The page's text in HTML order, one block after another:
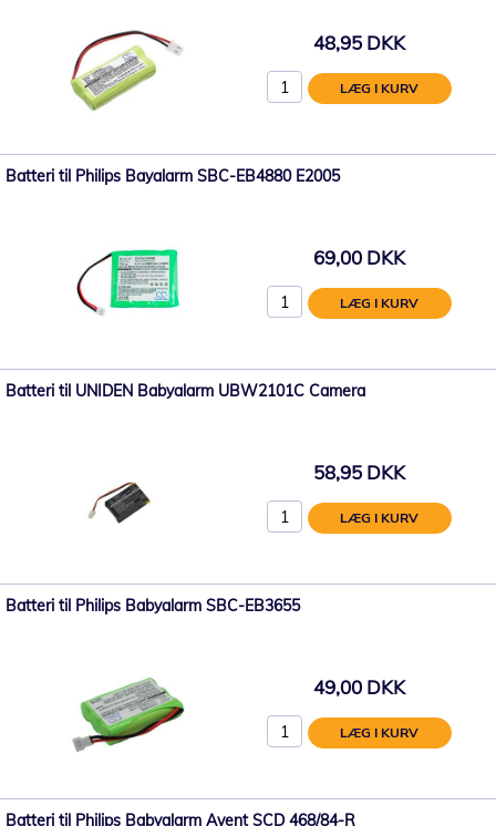
48,95 DKK
LÆG I KURV
Batteri til Philips Bayalarm SBC-EB4880 E2005
69,00 DKK
LÆG I KURV
Batteri til UNIDEN Babyalarm UBW2101C Camera
58,95 DKK
LÆG I KURV
Batteri til Philips Babyalarm SBC-EB3655
49,00 DKK
LÆG I KURV
Batteri til Philips Babyalarm Avent SCD 468/84-R